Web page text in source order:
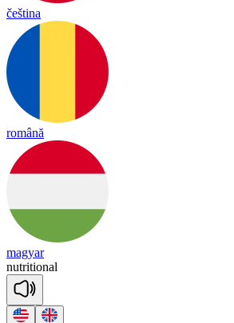
čeština
română
magyar
nutritional